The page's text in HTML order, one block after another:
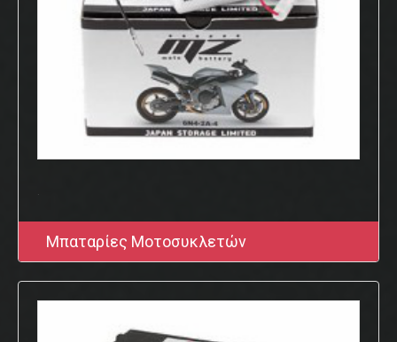
Μπαταρίες Μοτοσυκλετών